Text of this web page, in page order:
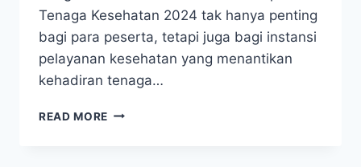
Tenaga Kesehatan 2024 tak hanya penting
bagi para peserta, tetapi juga bagi instansi
pelayanan kesehatan yang menantikan
kehadiran tenaga…
READ MORE